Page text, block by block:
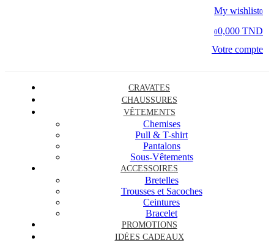
My wishlist0
00,000 TND
Votre compte
CRAVATES
CHAUSSURES
VÊTEMENTS
Chemises
Pull & T-shirt
Pantalons
Sous-Vêtements
ACCESSOIRES
Bretelles
Trousses et Sacoches
Ceintures
Bracelet
PROMOTIONS
IDÉES CADEAUX